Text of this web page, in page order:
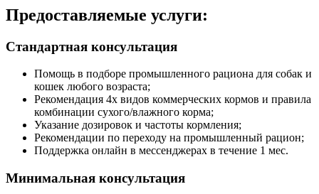
Предоставляемые услуги:
Стандартная консультация
Помощь в подборе промышленного рациона для собак и
кошек любого возраста;
Рекомендация 4х видов коммерческих кормов и правила
комбинации сухого/влажного корма;
Указание дозировок и частоты кормления;
Рекомендации по переходу на промышленный рацион;
Поддержка онлайн в мессенджерах в течение 1 мес.
Минимальная консультация